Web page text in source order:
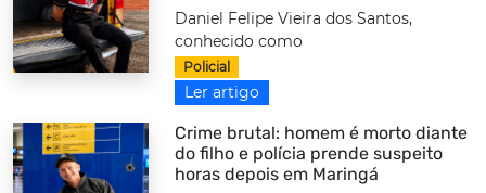
Daniel Felipe Vieira dos Santos,
conhecido como
Policial
Ler artigo
Crime brutal: homem é morto diante
do filho e polícia prende suspeito
horas depois em Maringá